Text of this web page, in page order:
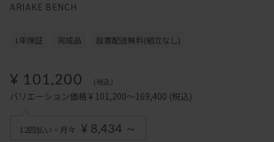
ARIAKE BENCH
1年保証 完成品 設置配送無料(組立なし)
¥ 101,200 (税込)
バリエーション価格 ¥ 101,200～169,400 (税込)
12回払い・月々 ¥ 8,434 ～